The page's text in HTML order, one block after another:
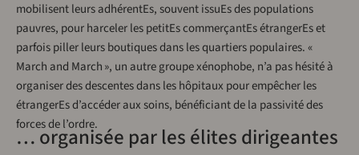
mobilisent leurs adhérentEs, souvent issuEs des populations
pauvres, pour harceler les petitEs commerçantEs étrangerEs et
parfois piller leurs boutiques dans les quartiers populaires. «
March and March », un autre groupe xénophobe, n’a pas hésité à
organiser des descentes dans les hôpitaux pour empêcher les
étrangerEs d’accéder aux soins, bénéficiant de la passivité des
forces de l’ordre.
… organisée par les élites dirigeantes